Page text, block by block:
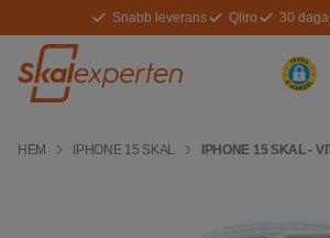
Snabb leverans Qliro 30
HEM IPHONE 15 SKAL IPHONE 15 SKAL -